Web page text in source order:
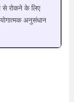
से रोकने के लिए
अनुसंधान